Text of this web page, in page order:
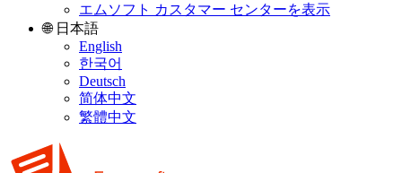
エムソフト カスタマー センターを表示
🌐 日本語
English
한국어
Deutsch
简体中文
繁體中文